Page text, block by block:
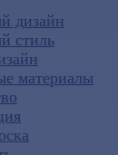
дизайн
стиль
материалы